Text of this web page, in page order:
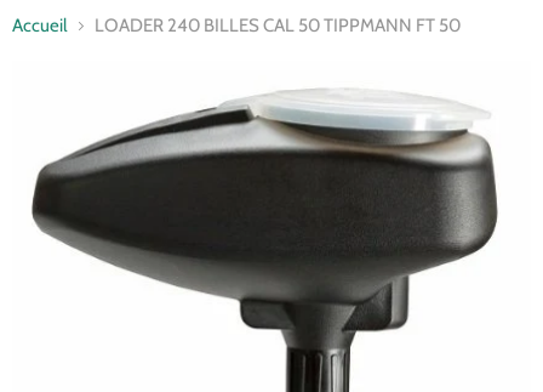
Accueil LOADER 240 BILLES CAL 50 TIPPMANN FT 50